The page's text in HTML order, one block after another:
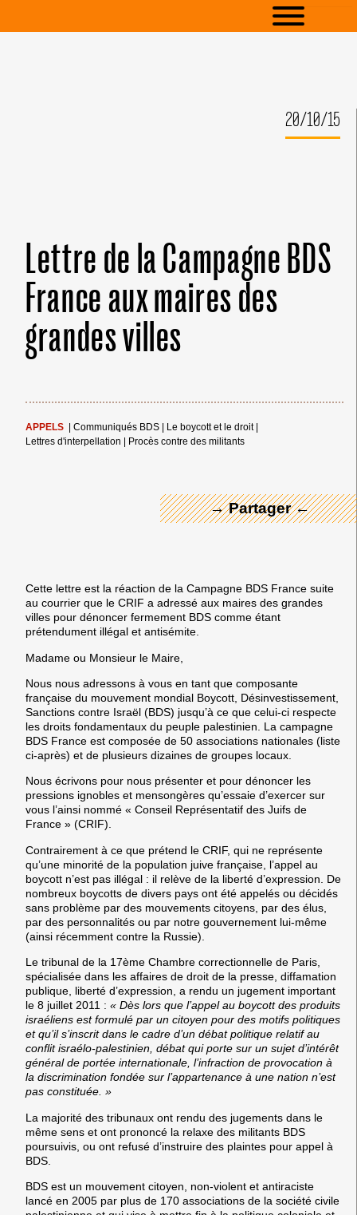
20/10/15
Lettre de la Campagne BDS
France aux maires des
grandes villes
APPELS Communiqués BDS Le boycott et le droit|
Lettres d'interpellation
Procès contre des militants
→ Partager ←
← Merci ! →
Cette lettre est la réaction de la Campagne BDS France suite
au courrier que le CRIF a adressé aux maires des grandes
villes pour dénoncer fermement BDS comme étant
prétendument illégal et antisémite.
Madame ou Monsieur le Maire,
Nous nous adressons à vous en tant que composante
française du mouvement mondial Boycott, Désinvestissement,
Sanctions contre Israël (BDS) jusqu’à ce que celui-ci respecte
les droits fondamentaux du peuple palestinien. La campagne
BDS France est composée de 50 associations nationales (liste
ci-après) et de plusieurs dizaines de groupes locaux.
Nous écrivons pour nous présenter et pour dénoncer les
pressions ignobles et mensongères qu’essaie d’exercer sur
vous l’ainsi nommé « Conseil Représentatif des Juifs de
France » (CRIF).
Contrairement à ce que prétend le CRIF, qui ne représente
qu’une minorité de la population juive française, l’appel au
boycott n’est pas illégal : il relève de la liberté d’expression. De
nombreux boycotts de divers pays ont été appelés ou décidés
sans problème par des mouvements citoyens, par des élus,
par des personnalités ou par notre gouvernement lui-même
(ainsi récemment contre la Russie).
Le tribunal de la 17ème Chambre correctionnelle de Paris,
spécialisée dans les affaires de droit de la presse, diffamation
publique, liberté d’expression, a rendu un jugement important
le 8 juillet 2011 : « Dès lors que l’appel au boycott des produits
israéliens est formulé par un citoyen pour des motifs politiques
et qu’il s’inscrit dans le cadre d’un débat politique relatif au
conflit israélo-palestinien, débat qui porte sur un sujet d’intérêt
général de portée internationale, l’infraction de provocation à
la discrimination fondée sur l’appartenance à une nation n’est
pas constituée. »
La majorité des tribunaux ont rendu des jugements dans le
même sens et ont prononcé la relaxe des militants BDS
poursuivis, ou ont refusé d’instruire des plaintes pour appel à
BDS.
BDS est un mouvement citoyen, non-violent et antiraciste
lancé en 2005 par plus de 170 associations de la société civile